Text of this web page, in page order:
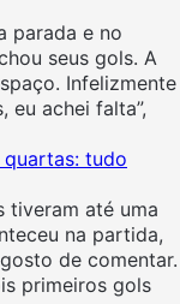
parada e no
seus gols. A
Infelizmente
eu achei falta”,
tudo
tiveram até uma
na partida,
de comentar.
primeiros gols